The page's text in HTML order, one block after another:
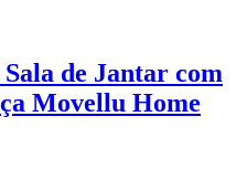
de Jantar com
Movellu Home